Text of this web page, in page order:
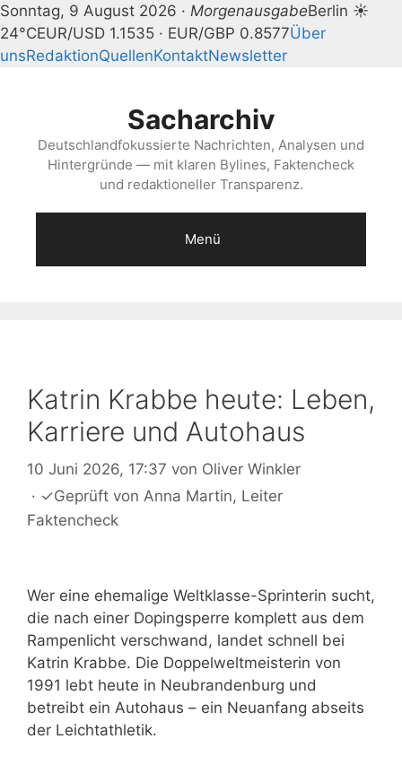
Sonntag, 9 August 2026 · MorgenausgabeBerlin ☀
24°CEUR/USD 1.1535 · EUR/GBP 0.8577Über
unsRedaktionQuellenKontaktNewsletter
Sacharchiv
Deutschlandfokussierte Nachrichten, Analysen und
Hintergründe — mit klaren Bylines, Faktencheck
und redaktioneller Transparenz.
Menü
Katrin Krabbe heute: Leben,
Karriere und Autohaus
10 Juni 2026, 17:37 von Oliver Winkler
· ✓Geprüft von Anna Martin, Leiter
Faktencheck
Wer eine ehemalige Weltklasse-Sprinterin sucht,
die nach einer Dopingsperre komplett aus dem
Rampenlicht verschwand, landet schnell bei
Katrin Krabbe. Die Doppelweltmeisterin von
1991 lebt heute in Neubrandenburg und
betreibt ein Autohaus – ein Neuanfang abseits
der Leichtathletik.